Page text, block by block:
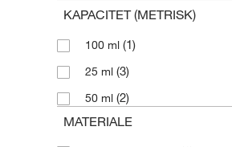
KAPACITET (METRISK)
100 ml (1)
25 ml (3)
50 ml (2)
MATERIALE